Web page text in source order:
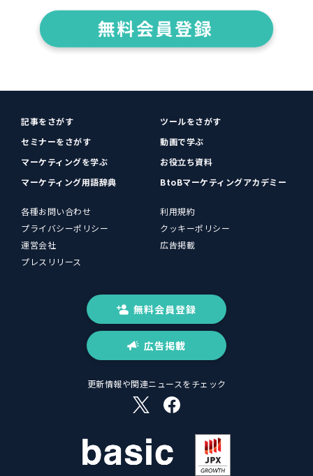
記事をさがす
ツールをさがす
セミナーをさがす
動画で学ぶ
マーケティングを学ぶ
お役立ち資料
マーケティング用語辞典
BtoBマーケティングアカデミー
各種お問い合わせ
利用規約
プライバシーポリシー
クッキーポリシー
運営会社
広告掲載
プレスリリース
無料会員登録
広告掲載
更新情報や関連ニュースをチェック